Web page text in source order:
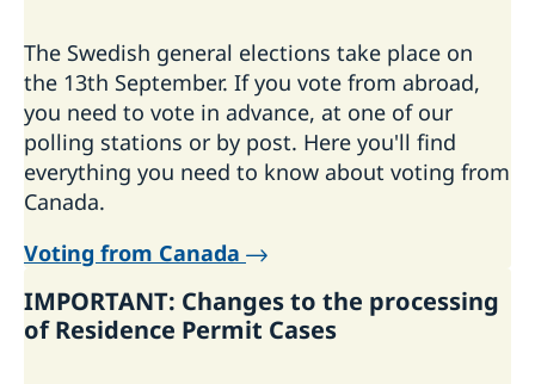
The Swedish general elections take place on
the 13th September. If you vote from abroad,
you need to vote in advance, at one of our
polling stations or by post. Here you'll find
everything you need to know about voting from
Canada.
Voting from Canada
IMPORTANT: Changes to the processing
of Residence Permit Cases